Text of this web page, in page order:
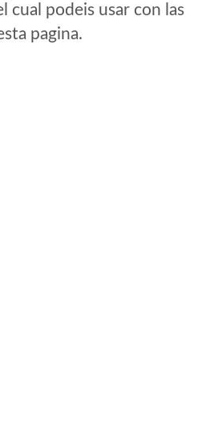
cual podeis usar con las
pagina.